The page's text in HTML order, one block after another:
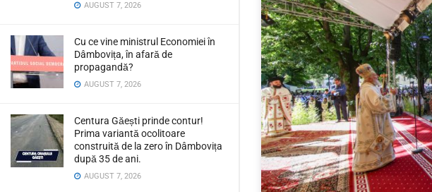
AUGUST 7, 2026
Cu ce vine ministrul Economiei în
Dâmbovița, în afară de
propagandă?
AUGUST 7, 2026
Centura Găești prinde contur!
Prima variantă ocolitoare
construită de la zero în Dâmbovița
după 35 de ani.
AUGUST 7, 2026